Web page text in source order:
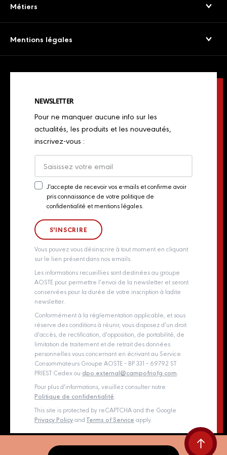
Service consommateurs
Presse
Export
Saucissons Secs
Jambons cuits & volailles
Spécialités italiennes
Chiffonnades
Métiers
Mentions légales
Politique de Cookies
Actualités
Groupe Aoste
NEWSLETTER
Pour ne manquer aucune info sur les
actualités, les produits et les nouveautés,
inscrivez-vous :
Newsletter
Consent
J'accepte de recevoir vos e-mails et confirme avoir
pris connaissance de votre politique de
confidentialité et mentions légales.
Vous pouvez vous désinscrire à tout moment en cliquant
sur le lien présent dans nos emails.
Les informations recueillies sont destinées au groupe
AOSTE pour permettre l'envoi de la newsletter et seront
conservées pour la durée de votre inscription à ladite
newsletter.
Conformément à la réglementation applicable, et sous
réserve des conditions à réunir, vous disposez d'un droit
d'accès, de rectification, d'opposition, de portabilité, de
limitation de traitement et de retrait des données
personnelles vous concernant en écrivant au Service
Consommateurs Groupe AOSTE – BP 331 – 69792 ST
PRIEST Cedex ou dpo.external@campofriofg.com
Pour plus d'informations, veuillez consulter notre
Politique de confidentialité
This site is protected by reCAPTCHA and the Google
Privacy Policyand Terms of Service apply.